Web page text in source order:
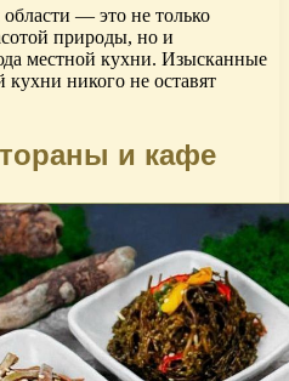
— это не только
природы, но и
местной кухни. Изысканные
никого не оставят
и кафе